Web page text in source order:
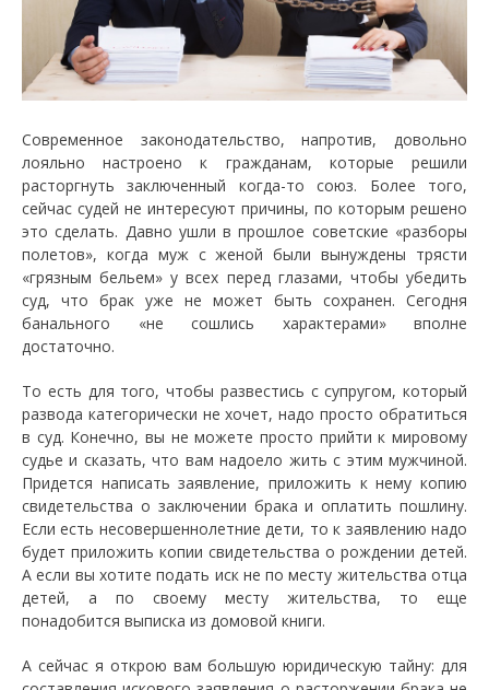
Современное законодательство, напротив, довольно
лояльно настроено к гражданам, которые решили
расторгнуть заключенный когда-то союз. Более того,
сейчас судей не интересуют причины, по которым решено
это сделать. Давно ушли в прошлое советские «разборы
полетов», когда муж с женой были вынуждены трясти
«грязным бельем» у всех перед глазами, чтобы убедить
суд, что брак уже не может быть сохранен. Сегодня
банального «не сошлись характерами» вполне
достаточно.
То есть для того, чтобы развестись с супругом, который
развода категорически не хочет, надо просто обратиться
в суд. Конечно, вы не можете просто прийти к мировому
судье и сказать, что вам надоело жить с этим мужчиной.
Придется написать заявление, приложить к нему копию
свидетельства о заключении брака и оплатить пошлину.
Если есть несовершеннолетние дети, то к заявлению надо
будет приложить копии свидетельства о рождении детей.
А если вы хотите подать иск не по месту жительства отца
детей, а по своему месту жительства, то еще
понадобится выписка из домовой книги.
А сейчас я открою вам большую юридическую тайну: для